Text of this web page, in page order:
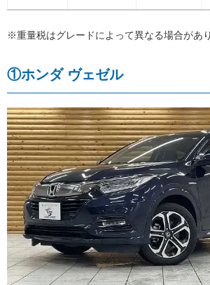
※重量税はグレードによって異なる場合があり
①ホンダ ヴェゼル